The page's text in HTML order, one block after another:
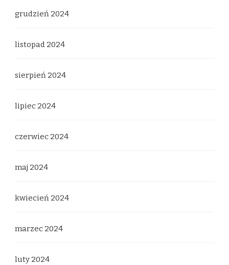
grudzień 2024
listopad 2024
sierpień 2024
lipiec 2024
czerwiec 2024
maj 2024
kwiecień 2024
marzec 2024
luty 2024